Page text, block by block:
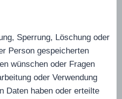
Sperrung, Löschung oder
Person gespeicherten
wünschen oder Fragen
oder Verwendung
Daten haben oder erteilte